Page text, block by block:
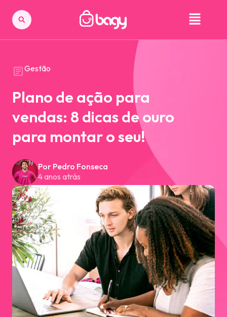
Gestão
Plano de ação para
vendas: 8 dicas de ouro
para montar o seu!
Por Pedro Fonseca
4 anos atrás